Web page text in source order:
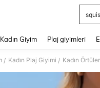
Kadın Giyim Plaj giyimleri
/ Kadın Plaj Giyimi / Kadın